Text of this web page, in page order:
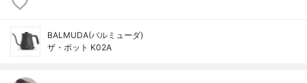
BALMUDA(バルミューダ)
ザ・ポット K02A